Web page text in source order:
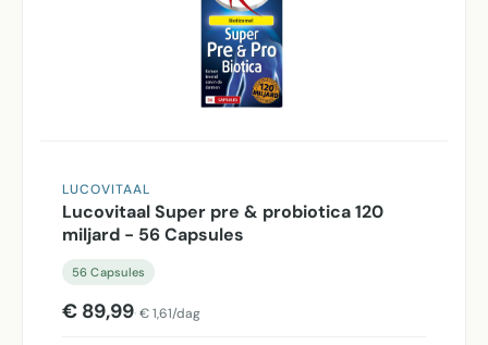
LUCOVITAAL
Lucovitaal Super pre & probiotica 120
miljard - 56 Capsules
56 Capsules
€ 89,99 € 1,61/dag